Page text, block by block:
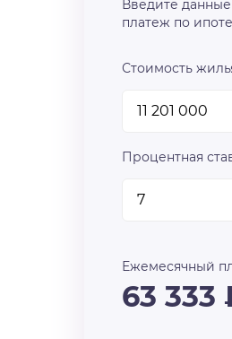
Введите
платеж по
Стоимость
Процентная
Ежемесячный
63 333